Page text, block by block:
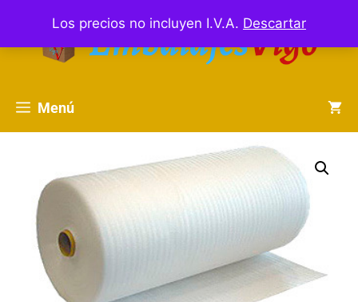
Los precios no incluyen I.V.A. Descartar
Menú